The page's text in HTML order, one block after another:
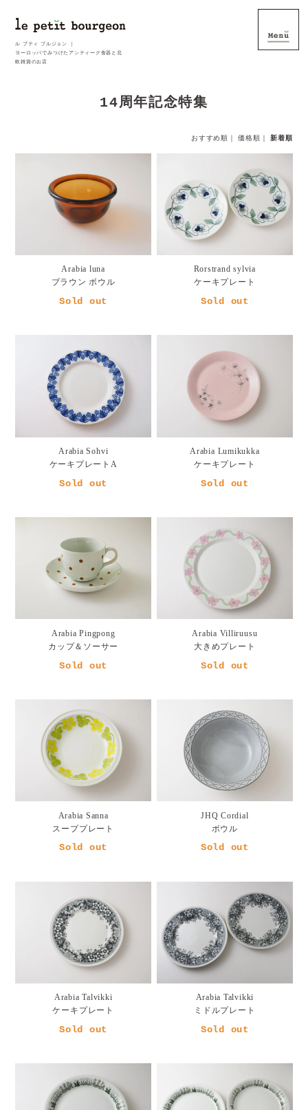
ル プティ ブルジョン ｜
ヨーロッパでみつけたアンティーク食器と北
欧雑貨のお店
14周年記念特集
おすすめ順 ｜価格順 ｜新着順
Arabia luna
ブラウン ボウル
Sold out
Rorstrand sylvia
ケーキプレート
Sold out
Arabia Sohvi
ケーキプレートA
Sold out
Arabia Lumikukka
ケーキプレート
Sold out
Arabia Pingpong
カップ＆ソーサー
Sold out
Arabia Villiruusu
大きめプレート
Sold out
Arabia Sanna
スーププレート
Sold out
JHQ Cordial
ボウル
Sold out
Arabia Talvikki
ケーキプレート
Sold out
Arabia Talvikki
ミドルプレート
Sold out